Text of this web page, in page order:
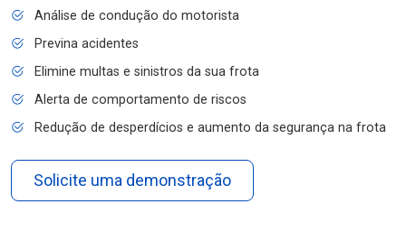
Análise de condução do motorista
Previna acidentes
Elimine multas e sinistros da sua frota
Alerta de comportamento de riscos
Redução de desperdícios e aumento da segurança na frota
Solicite uma demonstração